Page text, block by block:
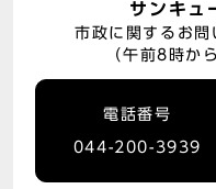
サンキュ
市政に関するお問
（午前8時か
電話番号
044-200-3939